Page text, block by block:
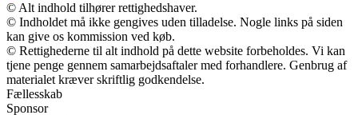
© Alt indhold tilhører rettighedshaver.
© Indholdet må ikke gengives uden tilladelse. Nogle links på siden
kan give os kommission ved køb.
© Rettighederne til alt indhold på dette website forbeholdes. Vi kan
tjene penge gennem samarbejdsaftaler med forhandlere. Genbrug af
materialet kræver skriftlig godkendelse.
Fællesskab
Sponsor